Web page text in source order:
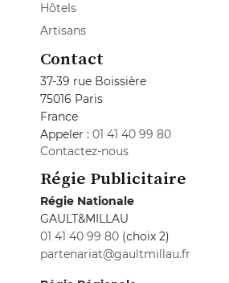
Hôtels
Artisans
Contact
37-39 rue Boissière
75016 Paris
France
Appeler : 01 41 40 99 80
Contactez-nous
Régie Publicitaire
Régie Nationale
GAULT&MILLAU
01 41 40 99 80 (choix 2)
partenariat@gaultmillau.fr